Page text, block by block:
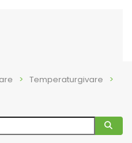
Temperaturgivare